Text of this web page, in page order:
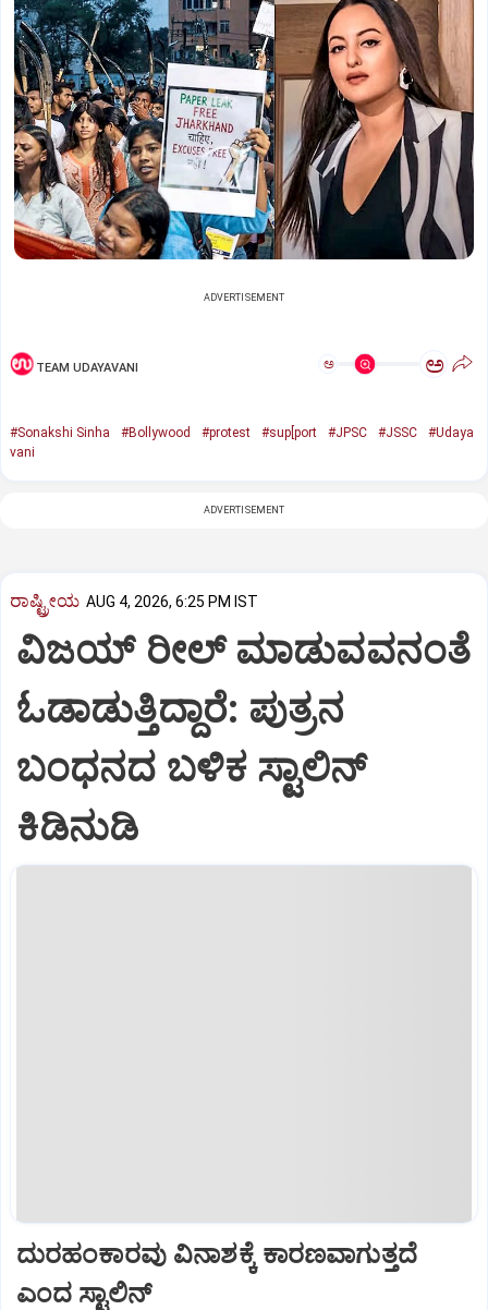
ADVERTISEMENT
TEAM UDAYAVANI ಅ ಅ
#Sonakshi Sinha #Bollywood #protest #sup[port #JPSC #JSSC
#Udaya
vani
ADVERTISEMENT
ರಾಷ್ಟ್ರೀಯ AUG 4, 2026, 6:25 PM IST
ವಿಜಯ್ ರೀಲ್ ಮಾಡುವವನಂತೆ
ಓಡಾಡುತ್ತಿದ್ದಾರೆ: ಪುತ್ರನ
ಬಂಧನದ ಬಳಿಕ ಸ್ಟಾಲಿನ್‌
ಕಿಡಿನುಡಿ
ದುರಹಂಕಾರವು ವಿನಾಶಕ್ಕೆ ಕಾರಣವಾಗುತ್ತದೆ
ಎಂದ ಸ್ಟಾಲಿನ್